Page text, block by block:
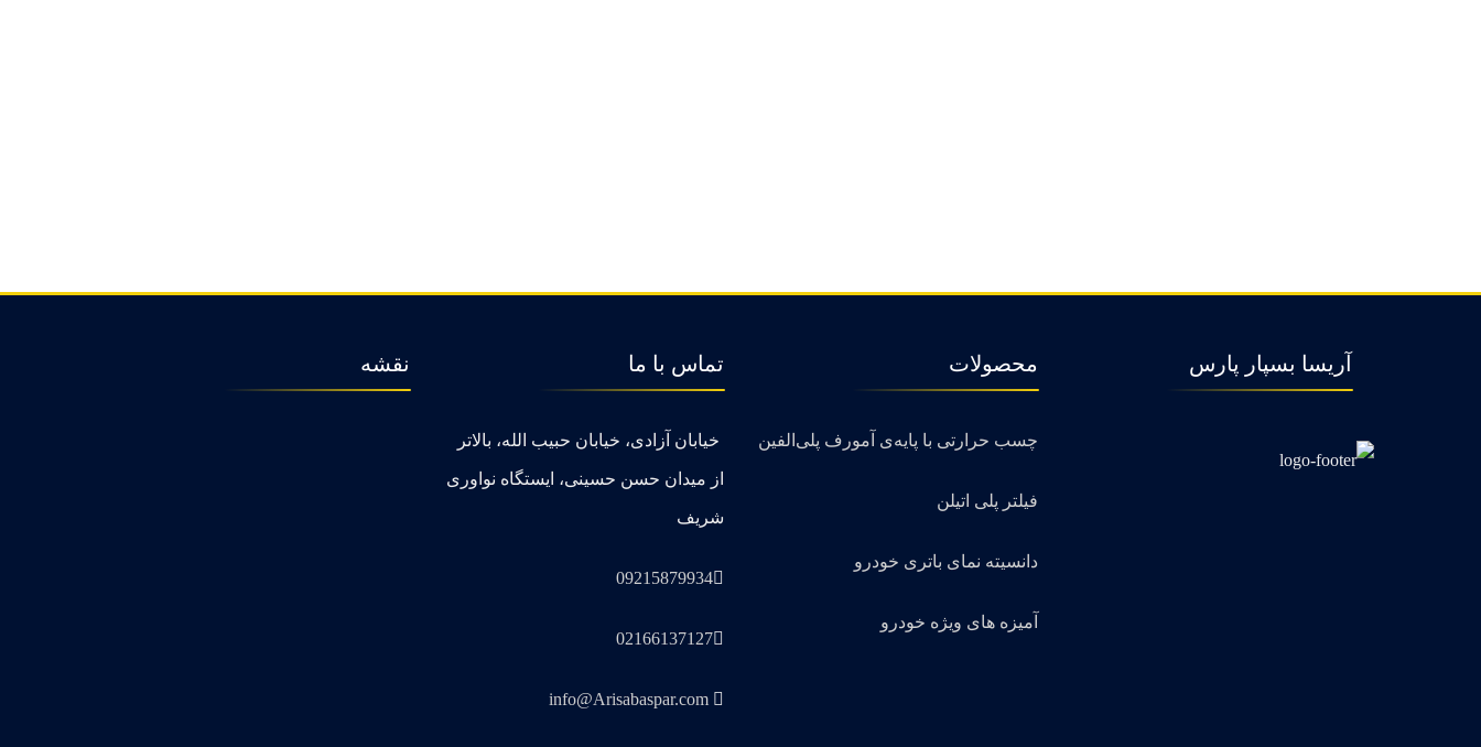
آریسا بسپار پارس محصولات
چسب حرارتی با پایه‌ی آمورف پلی‌الفین
فیلتر پلی اتیلن
دانسیته نمای باتری خودرو
آمیزه های ویژه خودرو
تماس با ما
خیابان آزادی، خیابان حبیب الله، بالاتر
از میدان حسن حسینی، ایستگاه نواوری
شریف
09215879934
02166137127
نقشه